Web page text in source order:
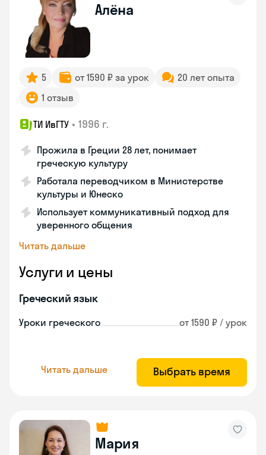
Алёна
5 от 1590 ₽ за урок
20 лет опыта
1 отзыв
ТИ ИвГТУ • 1996 г.
Прожила в Греции 28 лет, понимает
греческую культуру
Работала переводчиком в Министерстве
культуры и Юнеско
Использует коммуникативный подход для
уверенного общения
Читать дальше
Услуги и цены
Греческий язык
Уроки греческого от 1590 ₽ / урок
Читать дальше Выбрать время
Мария